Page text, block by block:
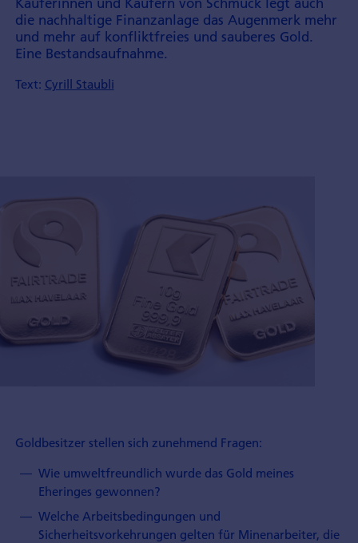
die nachhaltige Finanzanlage das Augenmerk mehr
und mehr auf konfliktfreies und sauberes Gold.
Eine Bestandsaufnahme.
Text: Cyrill Staubli
Goldbesitzer stellen sich zunehmend Fragen:
Wie umweltfreundlich wurde das Gold meines
Eheringes gewonnen?
Welche Arbeitsbedingungen und
Sicherheitsvorkehrungen gelten für Minenarbeiter, die